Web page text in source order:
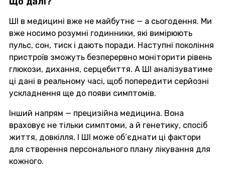
ШІ в медицині вже не майбутнє — а сьогодення. Ми
вже носимо розумні годинники, які вимірюють
пульс, сон, тиск і дають поради. Наступні покоління
пристроїв зможуть безперервно моніторити рівень
глюкози, дихання, серцебиття. А ШІ аналізуватиме
ці дані в реальному часі, щоб попередити серйозні
ускладнення ще до появи симптомів.
Інший напрям — прецизійна медицина. Вона
враховує не тільки симптоми, а й генетику, спосіб
життя, довкілля. І ШІ може об’єднати ці фактори
для створення персонального плану лікування для
кожного.